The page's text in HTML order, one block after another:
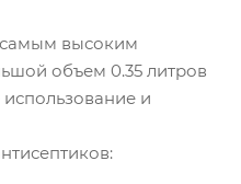
высоким
объем 0.35 литров
и